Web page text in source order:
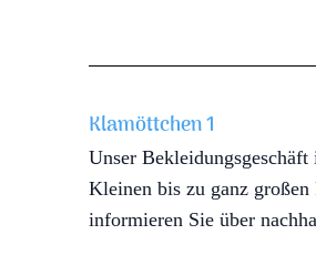
Klamöttchen 1
Unser
Kleinen bis zu ganz
informieren Sie über